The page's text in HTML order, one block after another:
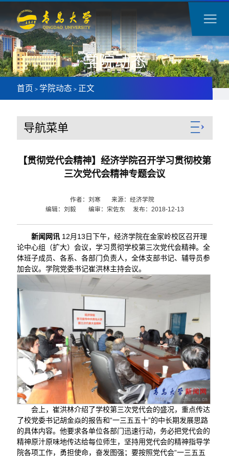
学院动态
首页 > 学院动态 > 正文
导航菜单
【贯彻党代会精神】经济学院召开学习贯彻校第
三次党代会精神专题会议
作者：刘寒 来源：经济学院
编辑：刘毅 编审：宋佐东 发布：2018-12-13
新闻网讯 12月13日下午，经济学院在金家岭校区召开理
论中心组（扩大）会议，学习贯彻学校第三次党代会精神。全
体班子成员、各系、各部门负责人，全体支部书记、辅导员参
加会议。学院党委书记崔洪林主持会议。
会上，崔洪林介绍了学校第三次党代会的盛况，重点传达
了校党委书记胡金焱的报告和“一三五五十”的中长期发展思路
的具体内容。他要求各单位各部门迅速行动，务必把党代会的
精神原汁原味地传达给每位师生，坚持用党代会的精神指导学
院各项工作，勇担使命，奋发图强；要按照党代会“一三五五